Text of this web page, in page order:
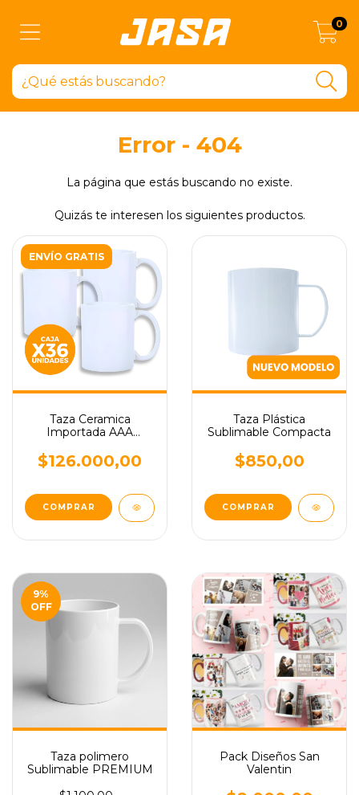
0
Error - 404
La página que estás buscando no existe.
Quizás te interesen los siguientes productos.
ENVÍO GRATIS
Taza Ceramica
Importada AAA
Unidades
$126.000,00
Taza Plástica
Sublimable Compacta
$850,00
9%
OFF
Taza polimero
Sublimable PREMIUM
Pack Diseños San
Valentin